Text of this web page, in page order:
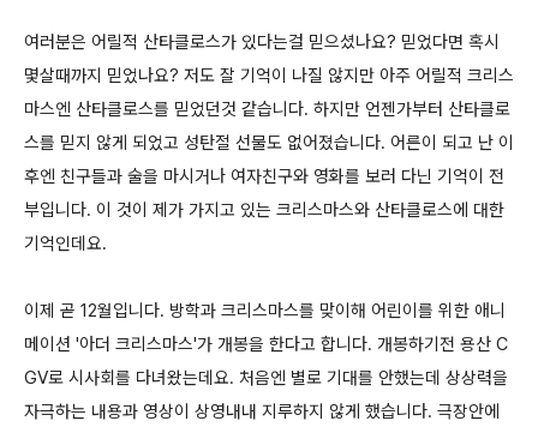
여러분은 어릴적 산타클로스가 있다는걸 믿으셨나요? 믿었다면 혹시
몇살때까지 믿었나요? 저도 잘 기억이 나질 않지만 아주 어릴적 크리스
마스엔 산타클로스를 믿었던것 같습니다. 하지만 언젠가부터 산타클로
스를 믿지 않게 되었고 성탄절 선물도 없어졌습니다. 어른이 되고 난 이
후엔 친구들과 술을 마시거나 여자친구와 영화를 보러 다닌 기억이 전
부입니다. 이 것이 제가 가지고 있는 크리스마스와 산타클로스에 대한
기억인데요.
이제 곧 12월입니다. 방학과 크리스마스를 맞이해 어린이를 위한 애니
메이션 '아더 크리스마스'가 개봉을 한다고 합니다. 개봉하기전 용산 C
GV로 시사회를 다녀왔는데요. 처음엔 별로 기대를 안했는데 상상력을
자극하는 내용과 영상이 상영내내 지루하지 않게 했습니다. 극장안에